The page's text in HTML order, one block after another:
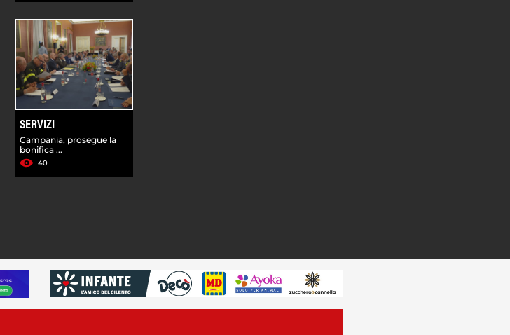
SERVIZI
Campania, prosegue la
bonifica ...
40